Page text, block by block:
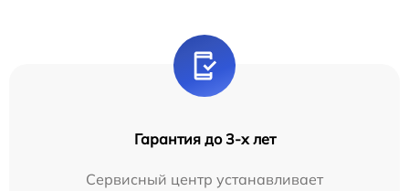
Гарантия до 3-х лет
Сервисный центр устанавливает